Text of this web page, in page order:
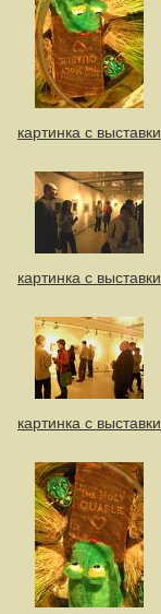
картинка с выставки
картинка с выставки
картинка с выставки